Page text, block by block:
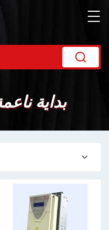
بداية ناعمة 440